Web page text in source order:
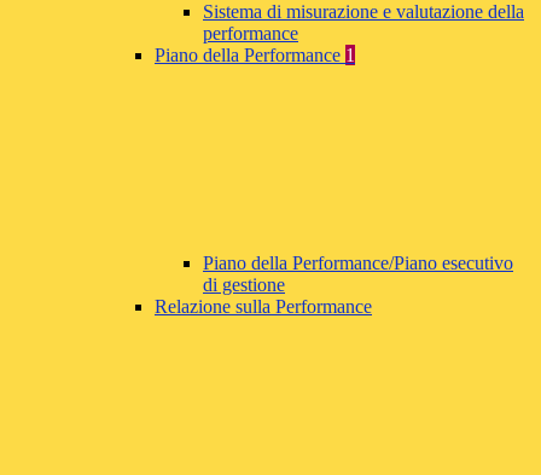
Sistema di misurazione e valutazione della
performance
Piano della Performance 1
Piano della Performance/Piano esecutivo
di gestione
Relazione sulla Performance